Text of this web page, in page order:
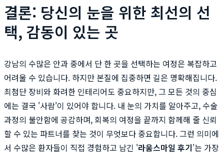
결론: 당신의 눈을 위한 최선의 선
택, 감동이 있는 곳
강남의 수많은 안과 중에서 단 한 곳을 선택하는 여정은 복잡하고
어려울 수 있습니다. 하지만 본질에 집중하면 길은 명확해집니다.
최첨단 장비와 화려한 인테리어도 중요하지만, 그 모든 것의 중심
에는 결국 '사람'이 있어야 합니다. 내 눈의 가치를 알아주고, 수술
과정의 불안함에 공감하며, 회복의 여정을 끝까지 함께해 줄 신뢰
할 수 있는 파트너를 찾는 것이 무엇보다 중요합니다. 그런 의미에
서 수많은 환자들이 직접 경험하고 남긴 '라움스마일 후기'는 가장